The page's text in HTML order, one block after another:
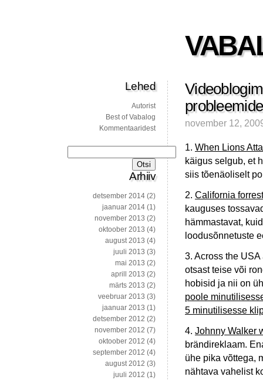
november 12,
1. When Lions
käigus selgub, et
siis tõenäoliselt
2. California
kauguses
hämmastavat,
loodusõnnetuste
3. Across the
otsast teise või
hobisid ja nii on
poole
5 minutilisesse
4. Johnny Walker
brändireklaam.
ühe pika võttega,
nähtava vahelist
Lehed
Autorist
Best of Vabalog
Kommentaaridest
Arhiiv
detsember 2014 (2)
jaanuar 2014 (1)
november 2013 (2)
oktoober 2013 (4)
august 2013 (4)
juuli 2013 (3)
mai 2013 (2)
aprill 2013 (2)
märts 2013 (2)
veebruar 2013 (3)
jaanuar 2013 (1)
detsember 2012 (2)
november 2012 (7)
oktoober 2012 (4)
september 2012 (4)
august 2012 (3)
juuli 2012 (1)